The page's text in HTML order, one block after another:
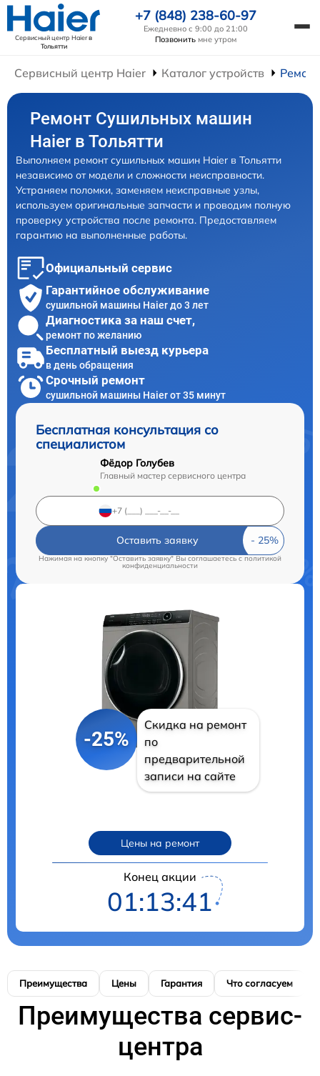
Сервисный центр Haierв
Тольятти
+7 (848) 238-60-97
Ежедневно с 9:00 до 21:00
Позвонить мне утром
Сервисный центр Haier Каталог устройств
Ремонт Сушильных машин
Haier в Тольятти
Выполняем ремонт сушильных машин Haier в Тольятти
независимо от модели и сложности неисправности.
Устраняем поломки, заменяем неисправные узлы,
используем оригинальные запчасти и проводим полную
проверку устройства после ремонта. Предоставляем
гарантию на выполненные работы.
Официальный сервис
Гарантийное обслуживание
сушильной машины Haier до 3 лет
Диагностика за наш счет,
ремонт по желанию
Бесплатный выезд курьера
в день обращения
Срочный ремонт
сушильной машины Haier от 35 минут
Бесплатная консультация со
специалистом
Фёдор Голубев
Главный мастер сервисного центра
Оставить заявку
Нажимая на кнопку "Оставить заявку" Вы соглашаетесь cполитикой
конфиденциальности
-25%
Скидка на ремонт
по
предварительной
записи на сайте
Цены на ремонт
Конец акции
01:13:40
Преимущества Цены Гарантия Что согласуем
Преимущества сервис-
центра